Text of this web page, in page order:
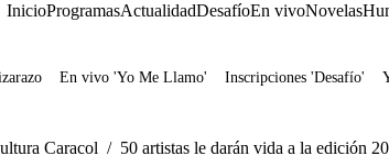
InicioProgramasActualidadDesafíoEn vivoNovelas
En vivo 'Yo Me Llamo' Inscripciones 'Desafío'
Caracol / 50 artistas le darán vida a la edición